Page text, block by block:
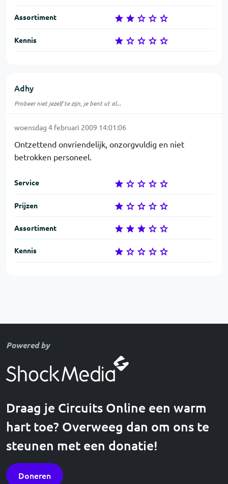
Assortiment
Kennis
Adhy
Probeer niet jezelf te zijn, je bent ut al...
woensdag 4 februari 2009 14:01:06
Ontzettend onvriendelijk, onzorgvuldig en niet
betrokken personeel.
Service
Prijzen
Assortiment
Kennis
Powered by
Draag je Circuits Online een warm
hart toe? Overweeg dan om ons te
steunen met een donatie!
Doneren